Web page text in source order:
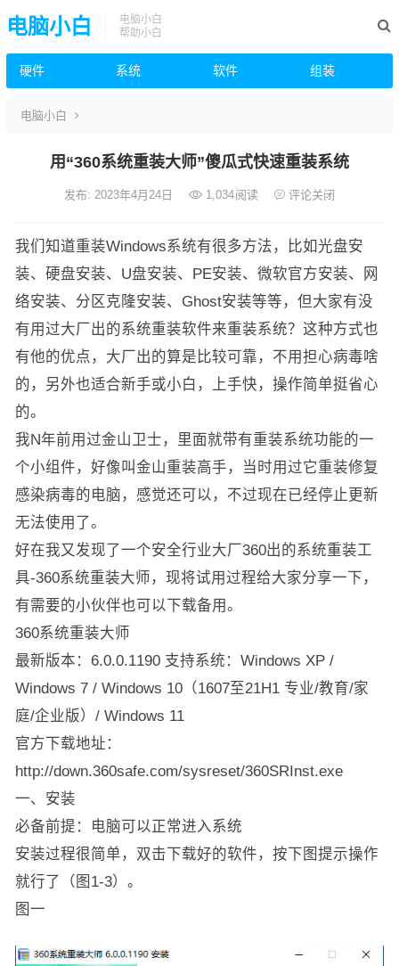
电脑小白
电脑小白
帮助小白
硬件 系统 软件 组装
电脑小白
用“360系统重装大师”傻瓜式快速重装系统
发布: 2023年4月24日 1,034阅读 评论关闭
我们知道重装Windows系统有很多方法，比如光盘安
装、硬盘安装、U盘安装、PE安装、微软官方安装、网
络安装、分区克隆安装、Ghost安装等等，但大家有没
有用过大厂出的系统重装软件来重装系统？这种方式也
有他的优点，大厂出的算是比较可靠，不用担心病毒啥
的，另外也适合新手或小白，上手快，操作简单挺省心
的。
我N年前用过金山卫士，里面就带有重装系统功能的一
个小组件，好像叫金山重装高手，当时用过它重装修复
感染病毒的电脑，感觉还可以，不过现在已经停止更新
无法使用了。
好在我又发现了一个安全行业大厂360出的系统重装工
具-360系统重装大师，现将试用过程给大家分享一下，
有需要的小伙伴也可以下载备用。
360系统重装大师
最新版本：6.0.0.1190 支持系统：Windows XP /
Windows 7 / Windows 10（1607至21H1 专业/教育/家
庭/企业版）/ Windows 11
官方下载地址：
http://down.360safe.com/sysreset/360SRInst.exe
一、安装
必备前提：电脑可以正常进入系统
安装过程很简单，双击下载好的软件，按下图提示操作
就行了（图1-3）。
图一